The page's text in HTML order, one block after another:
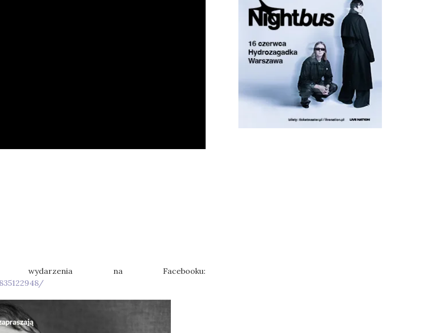
na Facebooku: